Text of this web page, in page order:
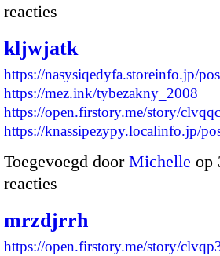
reacties
kljwjatk
https://nasysiqedyfa.storeinfo.jp/
https://mez.ink/tybezakny_2008
https://open.firstory.me/story/
https://knassipezypy.localinfo.jp/
Toegevoegd door Michelle op
reacties
mrzdjrrh
https://open.firstory.me/story/